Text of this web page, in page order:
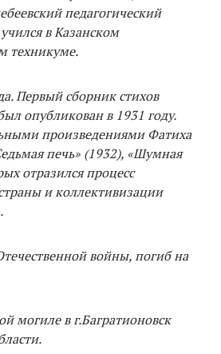
педагогический
в Казанском
техникуме.
Первый сборник стихов
опубликован в 1931 году.
произведениями Фатиха
печь» (1932), «Шумная
отразился процесс
и коллективизации
войны, погиб на
могиле в г.Багратионовск